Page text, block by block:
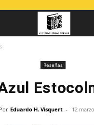
Reseñas
Por Eduardo H. Visquert - 12